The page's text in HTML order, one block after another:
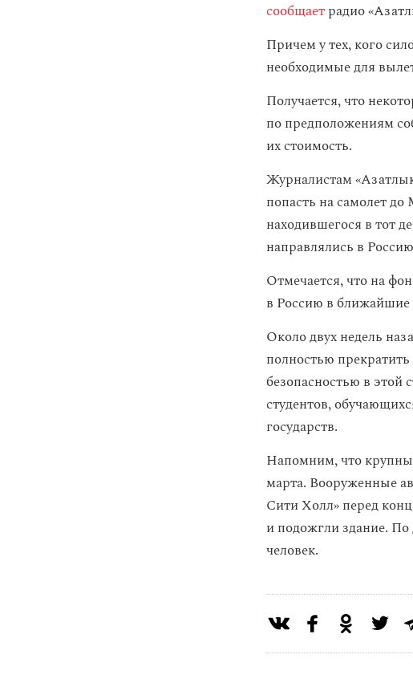
сообщаетрадио
Причем у тех, кого
необходимые для
Получается, что
по предположениям
их стоимость.
Журналистам
попасть на самолет
находившегося в тот
направлялись в
Отмечается, что на
в Россию в ближайшие
Около двух недель
полностью
безопасностью в этой
студентов,
государств.
Напомним, что
марта. Вооруженные
Сити Холл» перед
и подожгли здание. По
человек.